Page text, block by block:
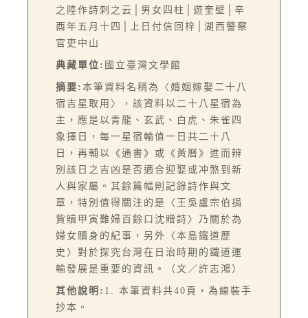
之陸作詩刺之云│男女四柱│遊奎壁│辛
酉年五月十四│上日付信回梓│湖西警察
官吏中山
典藏單位: 國立臺灣文學館
摘要: 本筆資料名稱為〈婚姻嫁娶二十八
宿吉星取用〉，該資料以二十八星宿為
主，應是以青龍、玄武、白虎、朱雀四
象擇日，每一星宿輪值一日共二十八
日，再輔以《通書》或《黃曆》進而辨
別該日之吉凶是否適合迎娶或冲煞到新
人與家屬。其餘篇幅則記錄詩作與文
章，特別值得關注的是〈王吳盧宗伯捐
貲贖甲寅難婦百餘口沈贈詩〉乃關於為
婦女贖身的紀事，另外〈本島鐵道歷
史〉對於探究台灣在日治時期的鐵道運
輸發展是重要的資訊。（文／許志鴻）
其他說明: 1. 本筆資料共40頁，為線裝手
抄本。